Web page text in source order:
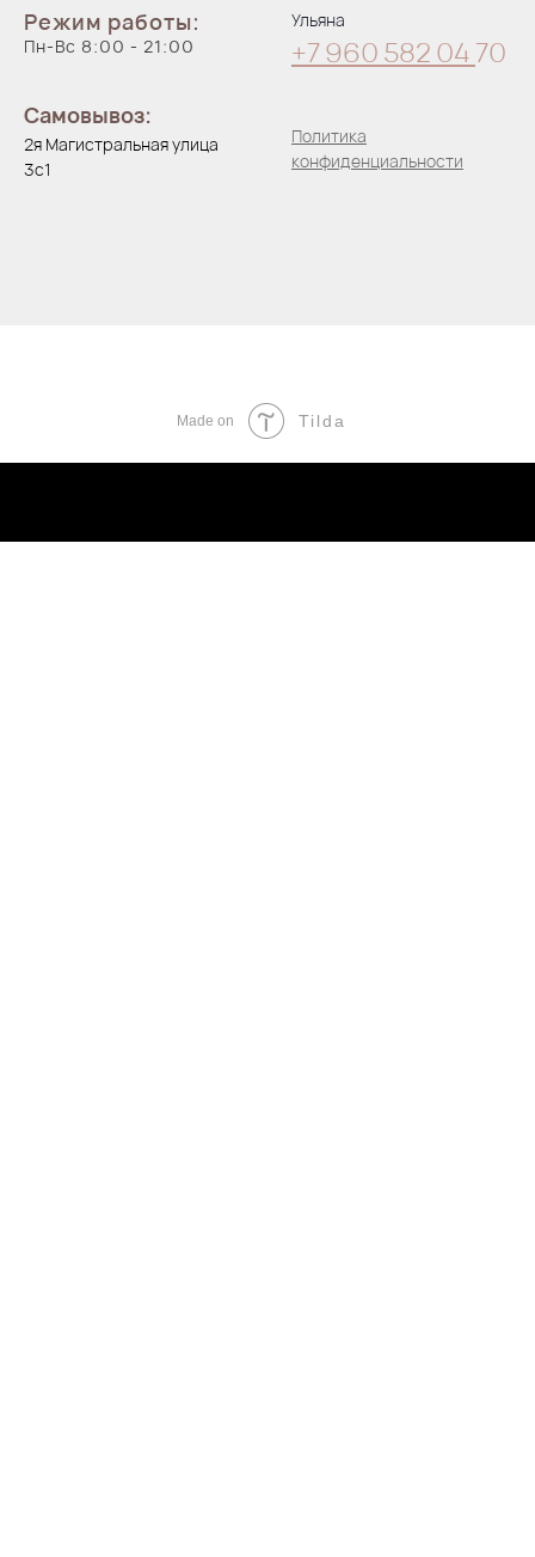
Режим работы:
Пн-Вс 8:00 - 21:00
Самовывоз:
2я Магистральная улица
3с1
Ульяна
+7 960 582 04 70
Политика
конфиденциальности
Made on Tilda